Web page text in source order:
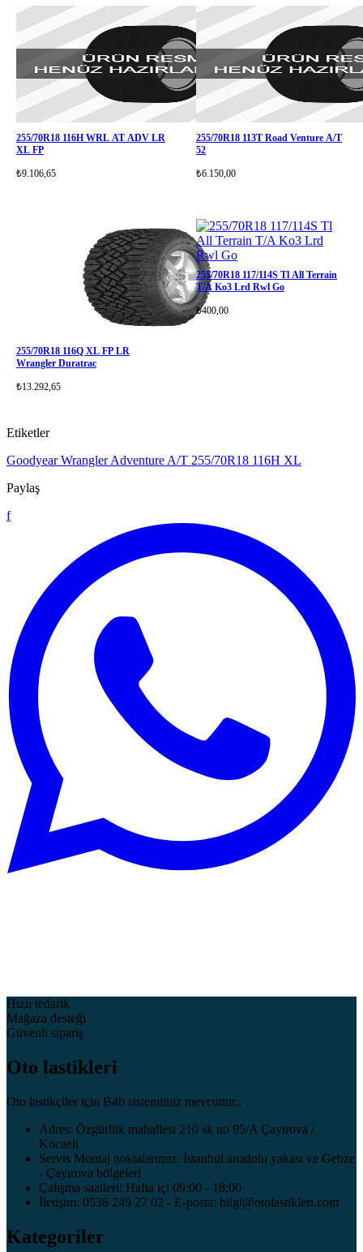
255/70R18 116H WRL AT ADV LR
XL FP
₺9.106,65
255/70R18 113T Road Venture A/T
52
₺6.150,00
255/70R18 116Q XL FP LR
Wrangler Duratrac
₺13.292,65
255/70R18 117/114S Tl All Terrain
T/A Ko3 Lrd Rwl Go
₺400,00
Etiketler
Goodyear Wrangler Adventure A/T 255/70R18 116H XL
Paylaş
f
Hızlı tedarik
Mağaza desteği
Güvenli sipariş
Oto lastikleri
Oto lastikçiler için B4b sistemimiz mevcuttur..
Adres: Özgürlük mahallesi 210 sk no 95/A Çayırova /
Kocaeli
Servis Montaj noktalarımız: İstanbul anadolu yakası ve Gebze
- Çayırova bölgeleri
Çalışma saatleri: Hafta içi 09:00 - 18:00
İletişim: 0536 249 27 02 - E-posta: bilgi@otolastikleri.com
Kategoriler